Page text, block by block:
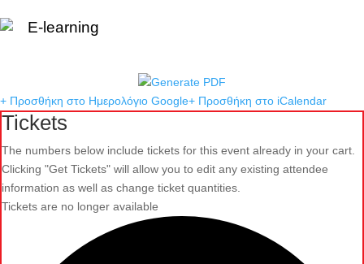
E-learning
+ Προσθήκη στο Ημερολόγιο Google+ Προσθήκη στο iCalendar
Tickets
The numbers below include tickets for this event already in your cart.
Clicking "Get Tickets" will allow you to edit any existing attendee
information as well as change ticket quantities.
Tickets are no longer available